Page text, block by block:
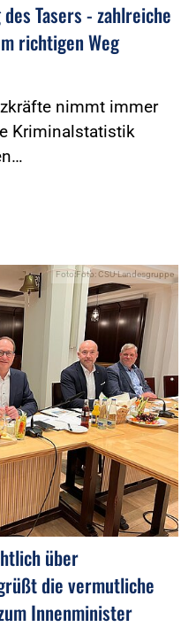
Tasers - zahlreiche
richtigen Weg
nimmt immer
Kriminalstatistik
Foto:Foto: CSU-Landesgruppe
über
die vermutliche
Innenminister